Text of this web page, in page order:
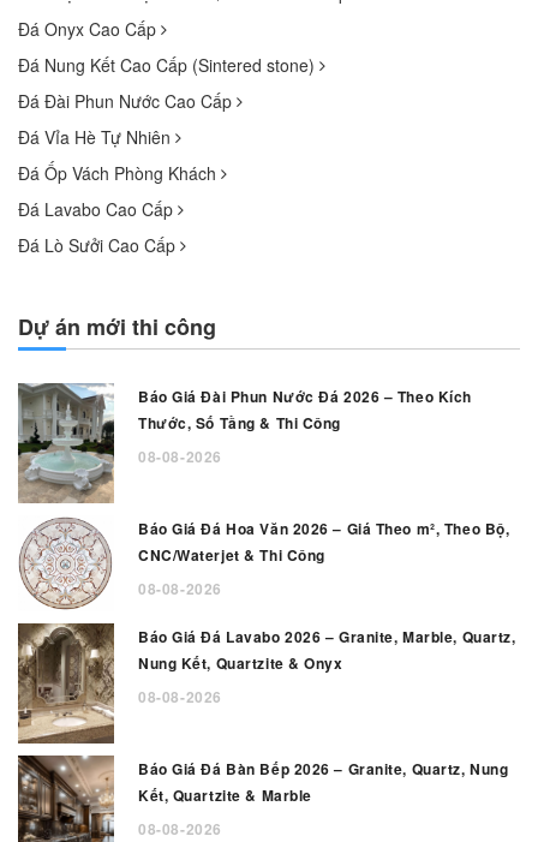
Đá Onyx Cao Cấp
Đá Nung Kết Cao Cấp (Sintered stone)
Đá Đài Phun Nước Cao Cấp
Đá Vỉa Hè Tự Nhiên
Đá Ốp Vách Phòng Khách
Đá Lavabo Cao Cấp
Đá Lò Sưởi Cao Cấp
Dự án mới thi công
Báo Giá Đài Phun Nước Đá 2026 – Theo Kích
Thước, Số Tầng & Thi Công
08-08-2026
Báo Giá Đá Hoa Văn 2026 – Giá Theo m², Theo Bộ,
CNC/Waterjet & Thi Công
08-08-2026
Báo Giá Đá Lavabo 2026 – Granite, Marble, Quartz,
Nung Kết, Quartzite & Onyx
08-08-2026
Báo Giá Đá Bàn Bếp 2026 – Granite, Quartz, Nung
Kết, Quartzite & Marble
08-08-2026